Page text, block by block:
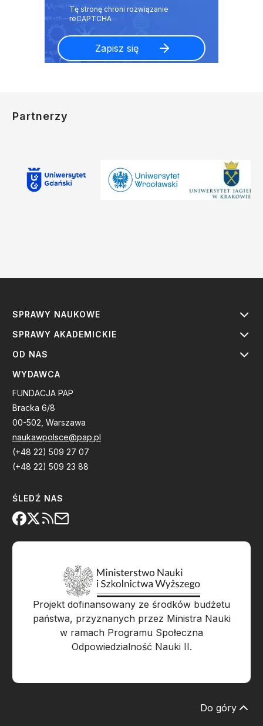
Partnerzy
SPRAWY NAUKOWE
SPRAWY AKADEMICKIE
OD NAS
WYDAWCA
FUNDACJA PAP
Bracka 6/8
00-502, Warszawa
naukawpolsce@pap.pl
(+48 22) 509 27 07
(+48 22) 509 23 88
ŚLEDŹ NAS
Projekt dofinansowany ze środków budżetu
państwa, przyznanych przez Ministra Nauki
w ramach Programu Społeczna
Odpowiedzialność Nauki II.
Do góry